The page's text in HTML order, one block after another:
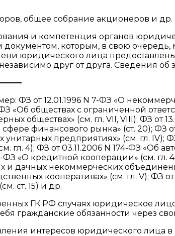
общее собрание акционеров и др.
и компетенция органов
которым, в свою очередь,
юридического лица
друг от друга. Сведения
ФЗ от 12.01.1996 N 7-ФЗ «О
«Об обществах с ограниченной
обществах» (см. гл. VII, VIII); ФЗ от
финансового рынка» (ст. 20); ФЗ
предприятиях» (см. гл. IV);
гл. 4); ФЗ от 03.11.2006 N 174-ФЗ «Об
ФЗ «О кредитной кооперации» (см. гл.
и дачных некоммерческих
кооперативах» (см. гл. V); ФЗ
ст. 15) и др.
ГК РФ случаях юридическое
гражданские обязанности через
интересов юридического лица